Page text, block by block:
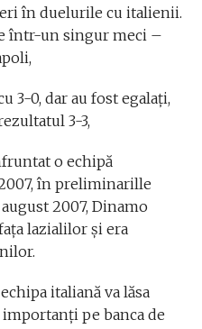
în duelurile cu italienii.
într-un singur meci –
3-0, dar au fost egalați,
3-3,
o echipă
în preliminarille
2007, Dinamo
lazialilor și era
italiană va lăsa
pe banca de